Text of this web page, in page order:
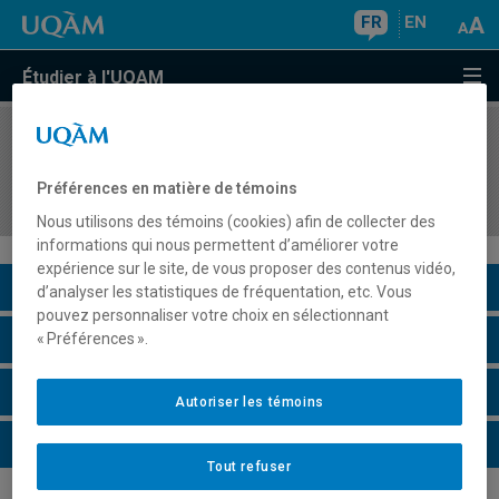
FR EN
Étudier à l'UQAM
COURS//
...
Description du cours
Horaire - Été 2026
Horaire - Automne 2026
Horaire - Hiver 2027
Préférences en matière de témoins
Nous utilisons des témoins (cookies) afin de collecter des
informations qui nous permettent d’améliorer votre
expérience sur le site, de vous proposer des contenus vidéo,
d’analyser les statistiques de fréquentation, etc. Vous
pouvez personnaliser votre choix en sélectionnant
« Préférences ».
Tout refuser
Autoriser les témoins